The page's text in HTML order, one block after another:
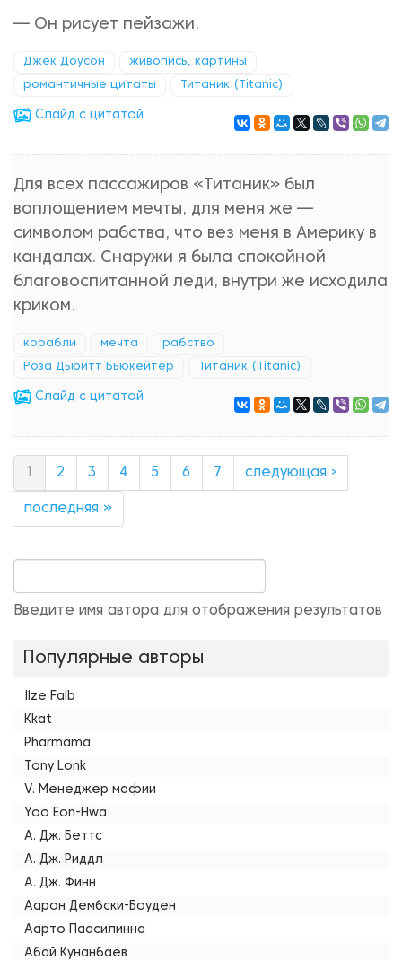
— Он рисует пейзажи.
Джек Доусон живопись, картины
романтичные цитаты Титаник (Titanic)
Cлайд с цитатой
Для всех пассажиров «Титаник» был
воплощением мечты, для меня же —
символом рабства, что вез меня в Америку в
кандалах. Снаружи я была спокойной
благовоспитанной леди, внутри же исходила
криком.
корабли мечта рабство
Роза Дьюитт Бьюкейтер Титаник (Titanic)
Cлайд с цитатой
2 3 4 5 6 7 следующая ›
последняя »
Введите имя автора для отображения результатов
Популярные авторы
Ilze Falb
Kkat
Pharmama
Tony Lonk
V. Менеджер мафии
Yoo Eon-Hwa
А. Дж. Беттс
А. Дж. Риддл
А. Дж. Финн
Аарон Дембски-Боуден
Аарто Паасилинна
Абай Кунанбаев